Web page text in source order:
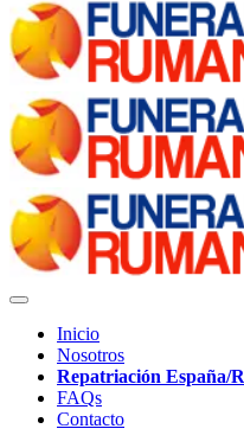
Inicio
Nosotros
Repatriación España/
FAQs
Contacto